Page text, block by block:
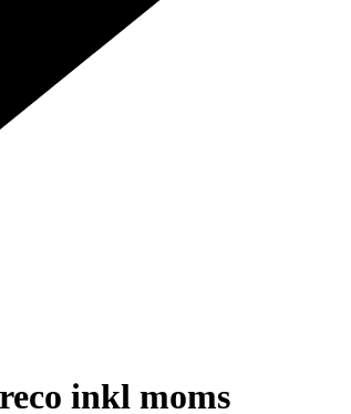
inkl moms